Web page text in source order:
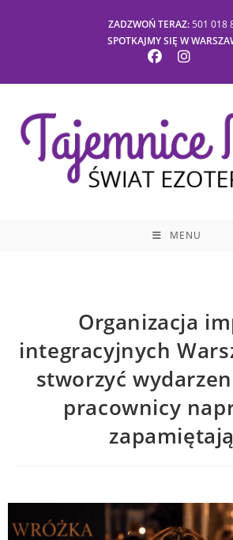
ZADZWOŃ TERAZ:501 018
SPOTKAJMY SIĘ W
MENU
Organizacja
integracyjnych
stworzyć
pracownicy